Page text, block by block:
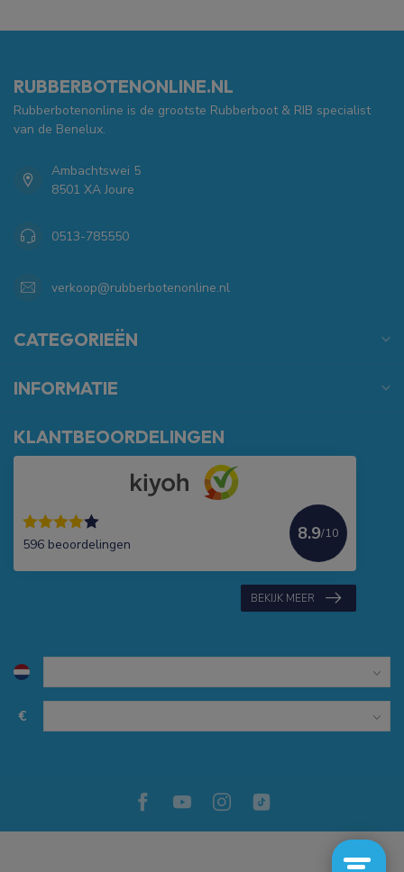
RUBBERBOTENONLINE.NL
Rubberbotenonline is de grootste Rubberboot & RIB specialist
van de Benelux.
Ambachtswei 5
8501 XA Joure
0513-785550
verkoop@rubberbotenonline.nl
CATEGORIEËN
INFORMATIE
KLANTBEOORDELINGEN
596 beoordelingen
8.9/10
BEKIJK MEER
€